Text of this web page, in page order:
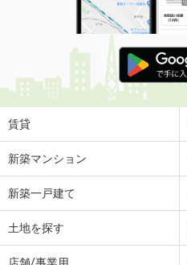
賃貸
新築マンション
新築一戸建て
土地を探す
店舗/事業用